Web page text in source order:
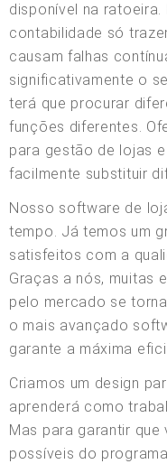
disponível na
contabilidade só
causam falhas
significativamente o
terá que procurar
funções diferentes.
para gestão de lojas
facilmente substituir
Nosso software de
tempo. Já temos um
satisfeitos com a
Graças a nós, muitas
pelo mercado se
o mais avançado
garante a máxima
Criamos um design
aprenderá como
Mas para garantir
possíveis do